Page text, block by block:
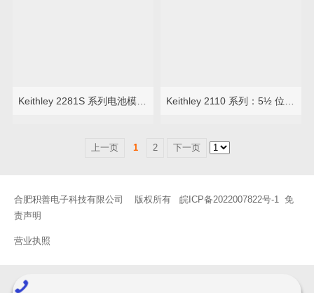
Keithley 2281S 系列电池模拟器 Keithley 2110 系列：5½ 位双显示器 USB 万用表
上一页 1 2 下一页
合肥积善电子科技有限公司 版权所有 皖ICP备2022007822号-1
免
责声明
营业执照